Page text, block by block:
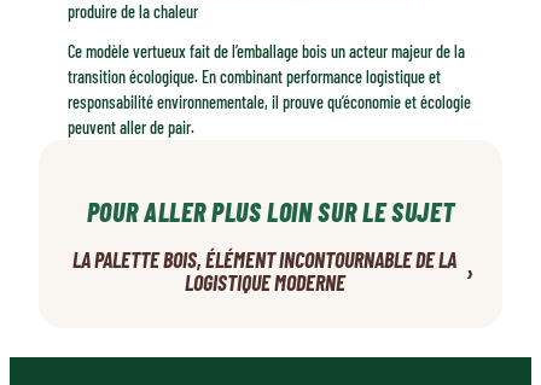
produire de la chaleur
Ce modèle vertueux fait de l’emballage bois un acteur majeur de la
transition écologique. En combinant performance logistique et
responsabilité environnementale, il prouve qu’économie et écologie
peuvent aller de pair.
POUR ALLER PLUS LOIN SUR LE SUJET
LA PALETTE BOIS, ÉLÉMENT INCONTOURNABLE DE LA
LOGISTIQUE MODERNE
›